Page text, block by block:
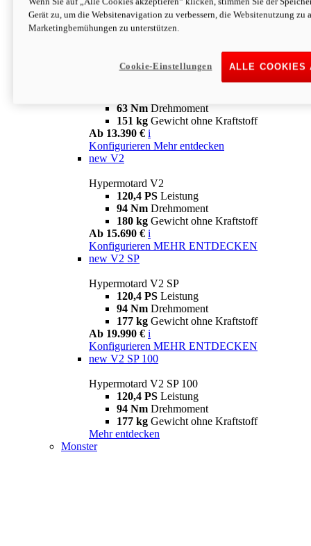
63 NmDrehmoment
151 kgGewicht ohne Kraftstoff
Ab 13.890 € i
63 Nm Drehmoment
151 kg Gewicht ohne Kraftstoff
Ab 13.390 € i
Konfigurieren Mehr entdecken
new V2
Hypermotard V2
120,4 PS Leistung
94 Nm Drehmoment
180 kg Gewicht ohne Kraftstoff
Ab 15.690 € i
Konfigurieren MEHR ENTDECKEN
new V2 SP
Hypermotard V2 SP
120,4 PS Leistung
94 Nm Drehmoment
177 kg Gewicht ohne Kraftstoff
Ab 19.990 € i
Konfigurieren MEHR ENTDECKEN
new V2 SP 100
Hypermotard V2 SP 100
120,4 PS Leistung
94 Nm Drehmoment
177 kg Gewicht ohne Kraftstoff
Mehr entdecken
Monster
Gerät zu, um die Websitenavigation zu verbessern, die Websitenutzung zu
Marketingbemühungen zu unterstützen.
ALLE COOKIES
Cookie-Einstellungen